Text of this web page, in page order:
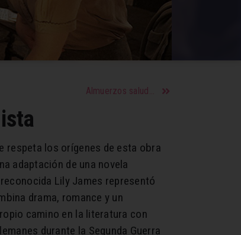
Almuerzos saludables y fáciles
respeta los orígenes de esta obra
adaptación de una novela
Lily James representó
drama, romance y un
camino en la literatura con
durante la Segunda Guerra